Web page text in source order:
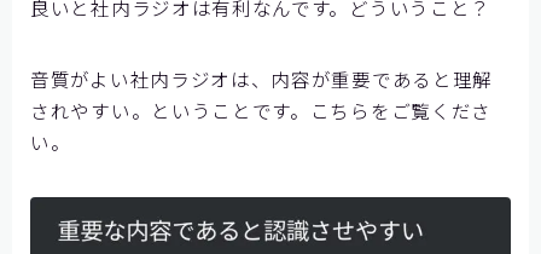
良いと社内ラジオは有利なんです。どういうこと？
音質がよい社内ラジオは、内容が重要であると理解
されやすい。ということです。こちらをご覧くださ
い。